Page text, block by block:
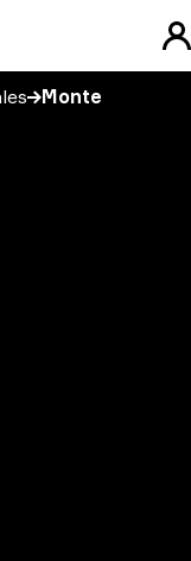
Monte